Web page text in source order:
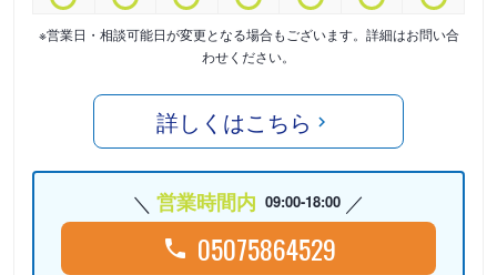
※営業日・相談可能日が変更となる場合もございます。詳細はお問い合
わせください。
詳しくはこちら
営業時間内 09:00-18:00
05075864529